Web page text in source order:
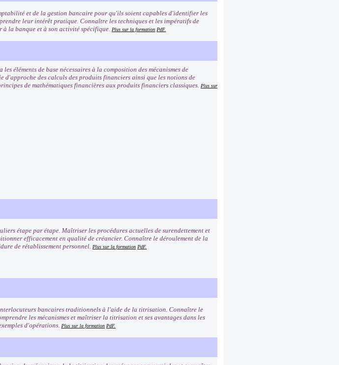
et de la gestion bancaire pour qu'ils soient capables d'identifier les
leur intérêt pratique. Connaître les techniques et les impératifs de
la banque et à son activité spécifique. Plus sur la formation PdF.
éléments de base nécessaires à la composition des mécanismes de
des calculs des produits financiers ainsi que les notions de
de mathématiques financières aux produits financiers classiques. Plus sur
étape par étape. Maîtriser les procédures actuelles de surendettement et
efficacement en qualité de créancier. Connaître le déroulement de la
de rétablissement personnel. Plus sur la formation PdF.
bancaires traditionnels à l'aide de la titrisation. Connaître le
les mécanismes et maîtriser la titrisation et ses avantages dans les
d'opérations. Plus sur la formation PdF.